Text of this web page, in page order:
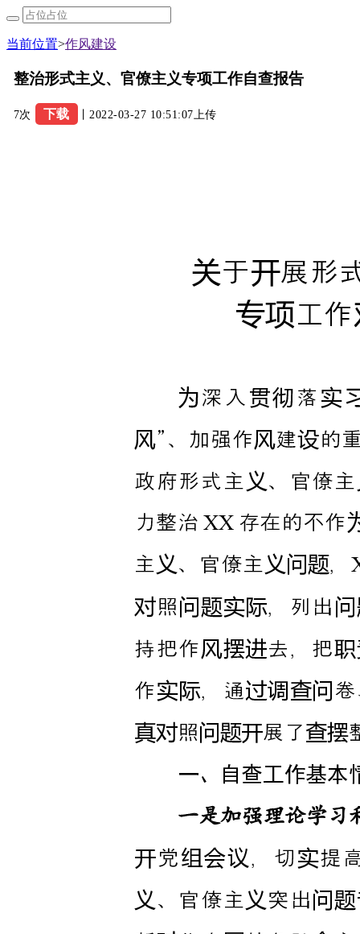
当前位置>作风建设
整治形式主义、官僚主义专项工作自查报告
7次 下载 丨2022-03-27 10:51:07上传